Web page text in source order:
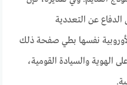
الدفاع عن التعددية
الأوروبية نفسها بطي صفحة ذلك
الهوية والسيادة القومية،